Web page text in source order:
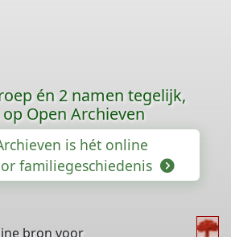
én 2 namen tegelijk,
Open Archieven
is hét online
familiegeschiedenis
bron voor